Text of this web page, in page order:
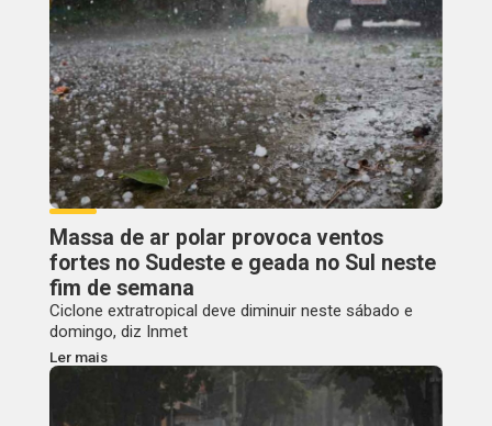
Massa de ar polar provoca ventos
fortes no Sudeste e geada no Sul neste
fim de semana
Ciclone extratropical deve diminuir neste sábado e
domingo, diz Inmet
Ler mais